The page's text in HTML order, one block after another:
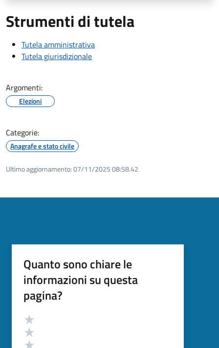
Strumenti di tutela
Tutela amministrativa
Tutela giurisdizionale
Argomenti:
Elezioni
Categorie:
Anagrafe e stato civile
Ultimo aggiornamento:07/11/2025 08:58.42
Quanto sono chiare le
informazioni su questa
pagina?
Valutazione